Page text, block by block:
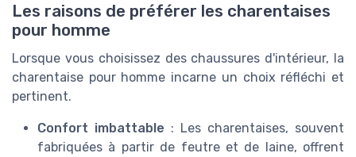
Les raisons de préférer les charentaises
pour homme
Lorsque vous choisissez des chaussures d'intérieur, la
charentaise pour homme incarne un choix réfléchi et
pertinent.
Confort imbattable : Les charentaises, souvent
fabriquées à partir de feutre et de laine, offrent